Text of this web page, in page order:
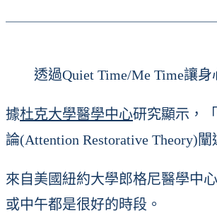
透過Quiet Time/Me Time讓
據杜克大學醫學中心研究顯示，
論(Attention Restorative Theory)
來自美國紐約大學郎格尼醫學中
或中午都是很好的時段。